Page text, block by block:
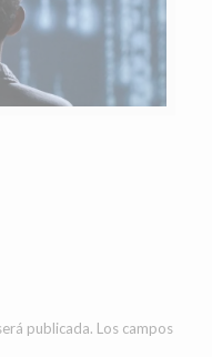
publicada. Los campos